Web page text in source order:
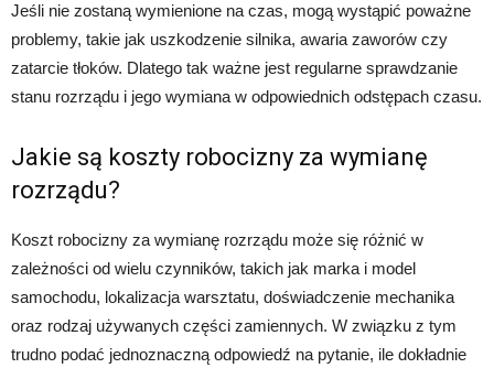
Jeśli nie zostaną wymienione na czas, mogą wystąpić poważne
problemy, takie jak uszkodzenie silnika, awaria zaworów czy
zatarcie tłoków. Dlatego tak ważne jest regularne sprawdzanie
stanu rozrządu i jego wymiana w odpowiednich odstępach czasu.
Jakie są koszty robocizny za wymianę
rozrządu?
Koszt robocizny za wymianę rozrządu może się różnić w
zależności od wielu czynników, takich jak marka i model
samochodu, lokalizacja warsztatu, doświadczenie mechanika
oraz rodzaj używanych części zamiennych. W związku z tym
trudno podać jednoznaczną odpowiedź na pytanie, ile dokładnie